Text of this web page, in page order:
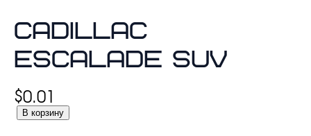
Cadillac
Escalade SUV
$0.01
В корзину